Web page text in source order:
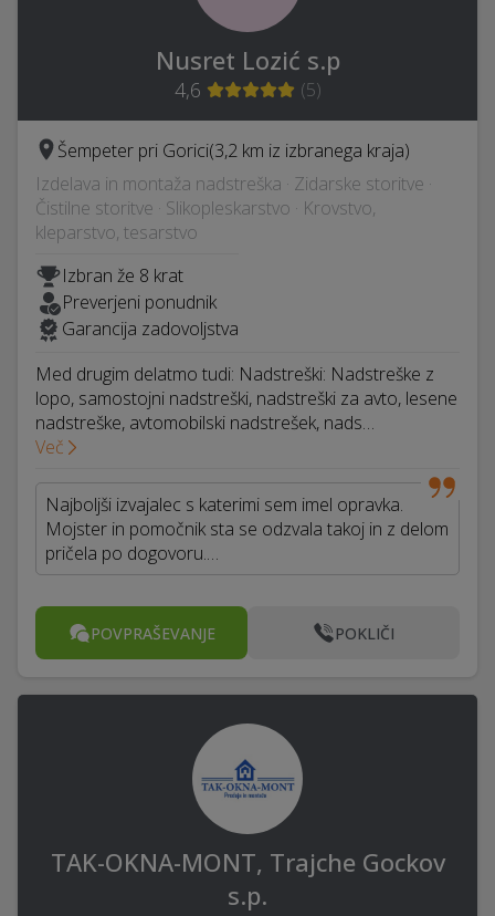
Nusret Lozić s.p
4,6 (5)
Šempeter pri Gorici(3,2 km iz izbranega kraja)
Izdelava in montaža nadstreška · Zidarske storitve ·
Čistilne storitve · Slikopleskarstvo · Krovstvo,
kleparstvo, tesarstvo
Izbran že 8 krat
Preverjeni ponudnik
Garancija zadovoljstva
Med drugim delatmo tudi: Nadstreški: Nadstreške z
lopo, samostojni nadstreški, nadstreški za avto, lesene
nadstreške, avtomobilski nadstrešek, nads…
Več
Najboljši izvajalec s katerimi sem imel opravka.
Mojster in pomočnik sta se odzvala takoj in z delom
pričela po dogovoru.…
POVPRAŠEVANJE POKLIČI
TAK-OKNA-MONT, Trajche Gockov
s.p.